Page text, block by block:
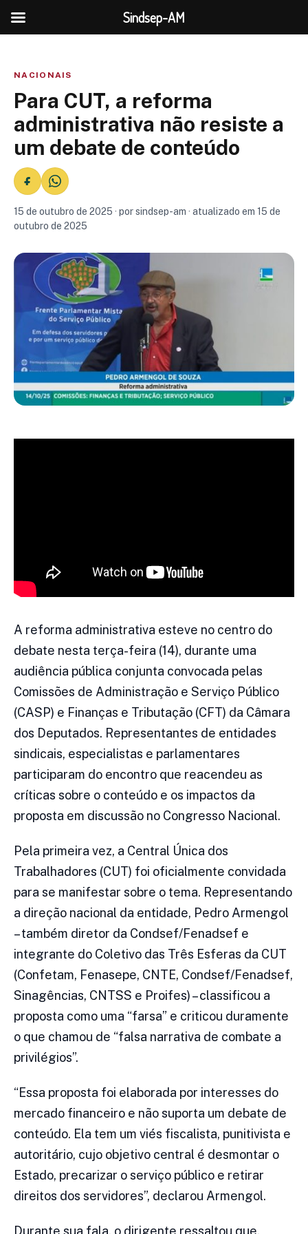
NACIONAIS
Para CUT, a reforma
administrativa não resiste a
um debate de conteúdo
15 de outubro de 2025 · por sindsep-am · atualizado em 15 de
outubro de 2025
A reforma administrativa esteve no centro do
debate nesta terça-feira (14), durante uma
audiência pública conjunta convocada pelas
Comissões de Administração e Serviço Público
(CASP) e Finanças e Tributação (CFT) da Câmara
dos Deputados. Representantes de entidades
sindicais, especialistas e parlamentares
participaram do encontro que reacendeu as
críticas sobre o conteúdo e os impactos da
proposta em discussão no Congresso Nacional.
Pela primeira vez, a Central Única dos
Trabalhadores (CUT) foi oficialmente convidada
para se manifestar sobre o tema. Representando
a direção nacional da entidade, Pedro Armengol
– também diretor da Condsef/Fenadsef e
integrante do Coletivo das Três Esferas da CUT
(Confetam, Fenasepe, CNTE, Condsef/Fenadsef,
Sinagências, CNTSS e Proifes) – classificou a
proposta como uma “farsa” e criticou duramente
o que chamou de “falsa narrativa de combate a
privilégios”.
“Essa proposta foi elaborada por interesses do
mercado financeiro e não suporta um debate de
conteúdo. Ela tem um viés fiscalista, punitivista e
autoritário, cujo objetivo central é desmontar o
Estado, precarizar o serviço público e retirar
direitos dos servidores”, declarou Armengol.
Durante sua fala, o dirigente ressaltou que,
Sindsep-AM